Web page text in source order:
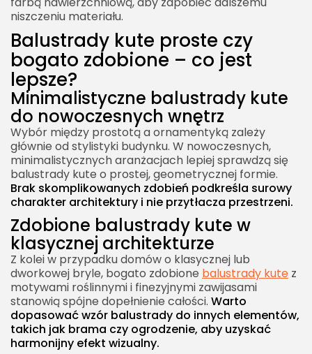
niszczeniu materiału.
Balustrady kute proste czy
bogato zdobione – co jest
lepsze?
Minimalistyczne balustrady kute
do nowoczesnych wnętrz
Wybór między prostotą a ornamentyką zależy
głównie od stylistyki budynku. W nowoczesnych,
minimalistycznych aranżacjach lepiej sprawdzą się
balustrady kute o prostej, geometrycznej formie.
Brak skomplikowanych zdobień podkreśla surowy
charakter architektury i nie przytłacza przestrzeni.
Zdobione balustrady kute w
klasycznej architekturze
Z kolei w przypadku domów o klasycznej lub
dworkowej bryle, bogato zdobione balustrady kute z
motywami roślinnymi i finezyjnymi zawijasami
stanowią spójne dopełnienie całości. Warto
dopasować wzór balustrady do innych elementów,
takich jak brama czy ogrodzenie, aby uzyskać
harmonijny efekt wizualny.